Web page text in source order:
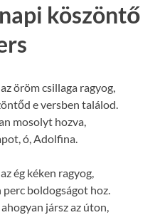
köszöntő
öröm csillaga ragyog,
e versben találod.
mosolyt hozva,
ó, Adolfina.
ég kéken ragyog,
boldogságot hoz.
jársz az úton,